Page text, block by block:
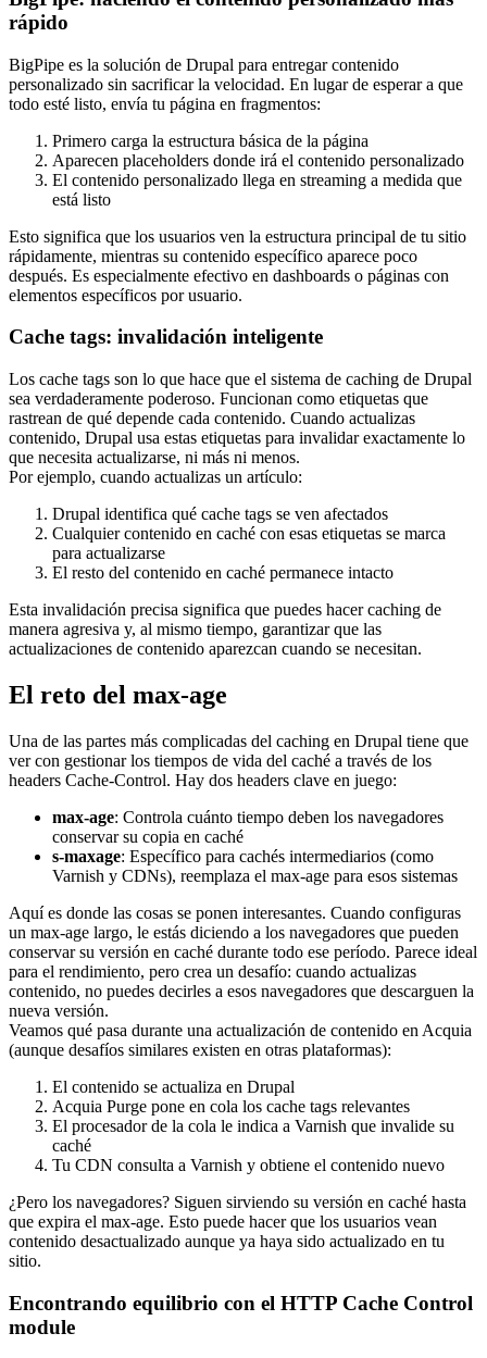
rápido
BigPipe es la solución de Drupal para entregar contenido
personalizado sin sacrificar la velocidad. En lugar de esperar a que
todo esté listo, envía tu página en fragmentos:
Primero carga la estructura básica de la página
Aparecen placeholders donde irá el contenido personalizado
El contenido personalizado llega en streaming a medida que
está listo
Esto significa que los usuarios ven la estructura principal de tu sitio
rápidamente, mientras su contenido específico aparece poco
después. Es especialmente efectivo en dashboards o páginas con
elementos específicos por usuario.
Cache tags: invalidación inteligente
Los cache tags son lo que hace que el sistema de caching de Drupal
sea verdaderamente poderoso. Funcionan como etiquetas que
rastrean de qué depende cada contenido. Cuando actualizas
contenido, Drupal usa estas etiquetas para invalidar exactamente lo
que necesita actualizarse, ni más ni menos.
Por ejemplo, cuando actualizas un artículo:
Drupal identifica qué cache tags se ven afectados
Cualquier contenido en caché con esas etiquetas se marca
para actualizarse
El resto del contenido en caché permanece intacto
Esta invalidación precisa significa que puedes hacer caching de
manera agresiva y, al mismo tiempo, garantizar que las
actualizaciones de contenido aparezcan cuando se necesitan.
El reto del max-age
Una de las partes más complicadas del caching en Drupal tiene que
ver con gestionar los tiempos de vida del caché a través de los
headers Cache-Control. Hay dos headers clave en juego:
max-age: Controla cuánto tiempo deben los navegadores
conservar su copia en caché
s-maxage: Específico para cachés intermediarios (como
Varnish y CDNs), reemplaza el max-age para esos sistemas
Aquí es donde las cosas se ponen interesantes. Cuando configuras
un max-age largo, le estás diciendo a los navegadores que pueden
conservar su versión en caché durante todo ese período. Parece ideal
para el rendimiento, pero crea un desafío: cuando actualizas
contenido, no puedes decirles a esos navegadores que descarguen la
nueva versión.
Veamos qué pasa durante una actualización de contenido en Acquia
(aunque desafíos similares existen en otras plataformas):
El contenido se actualiza en Drupal
Acquia Purge pone en cola los cache tags relevantes
El procesador de la cola le indica a Varnish que invalide su
caché
Tu CDN consulta a Varnish y obtiene el contenido nuevo
¿Pero los navegadores? Siguen sirviendo su versión en caché hasta
que expira el max-age. Esto puede hacer que los usuarios vean
contenido desactualizado aunque ya haya sido actualizado en tu
sitio.
Encontrando equilibrio con el HTTP Cache Control
module